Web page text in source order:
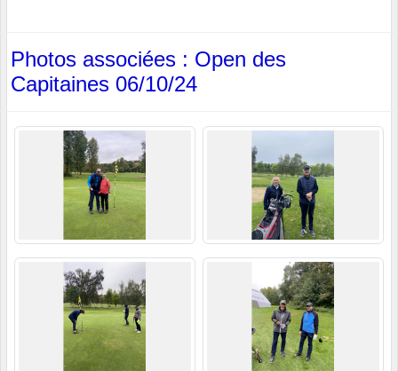
Photos associées : Open des
Capitaines 06/10/24